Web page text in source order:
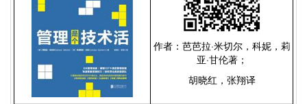
作者：芭芭拉·米切尔，科妮，莉
亚·甘伦著；
胡晓红，张翔译